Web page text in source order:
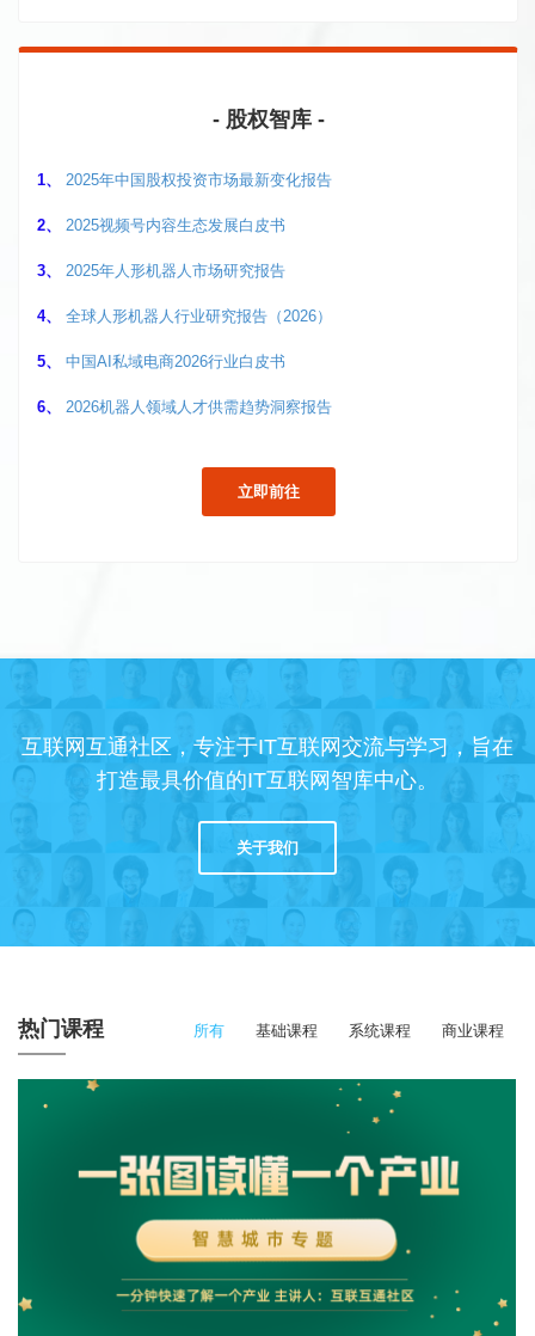
- 股权智库 -
1、 2025年中国股权投资市场最新变化报告
2、 2025视频号内容生态发展白皮书
3、 2025年人形机器人市场研究报告
4、 全球人形机器人行业研究报告（2026）
5、 中国AI私域电商2026行业白皮书
6、 2026机器人领域人才供需趋势洞察报告
立即前往
互联网互通社区，专注于IT互联网交流与学习，旨在
打造最具价值的IT互联网智库中心。
关于我们
热门课程 所有 基础课程 系统课程 商业课程